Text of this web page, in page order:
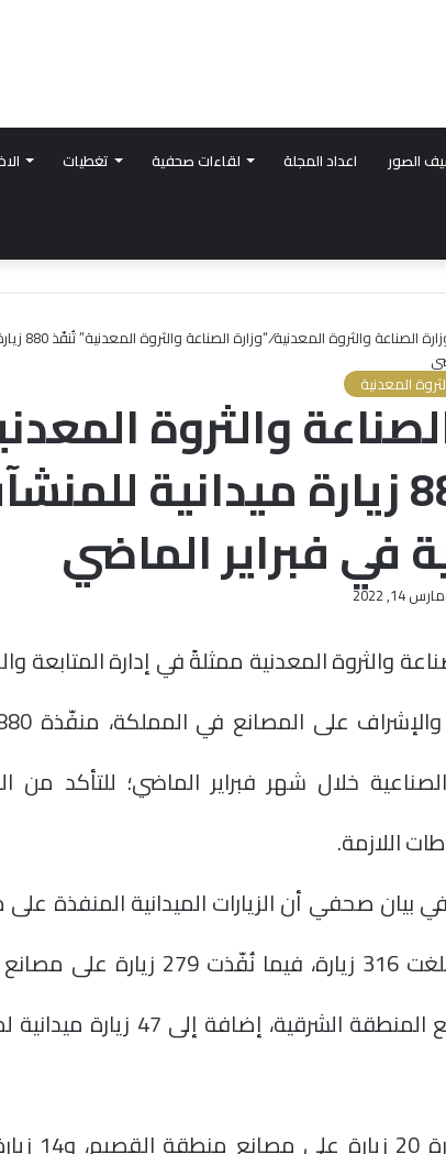
تغطيات لقاءات صحفية اعداد المجلة الصور
الصناعة والثروة المعدنية/
“وزارة
المعدنية
والثروة
تُنفّذ 880 زيارة ميدانية
في فبراير الماضي
مارس 14, 2022
والثروة المعدنية ممثلةً في إدارة المتابعة
خلال شهر فبراير الماضي؛ للتأكد من
اللازمة.
في بيان صحفي أن الزيارات الميدانية المنفذة
زيارة على مصانع المنطقة الشرقية،
كما نفّذت